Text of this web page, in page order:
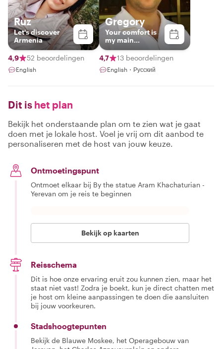
Ruz
Let's discover
Armenia
4,9 52 beoordelingen
English
Gregory
Your comfort is
my main
priority:)
4,7
13 beoordelingen
English・Русский
Dit is het plan
Bekijk het onderstaande plan om te zien wat je gaat
doen met je lokale host. Voel je vrij om dit aanbod te
personaliseren met de host van jouw keuze.
Ontmoetingspunt
Ontmoet elkaar bij By the statue Aram Khachaturian -
Yerevan om je reis te beginnen
Bekijk op kaarten
Reisschema
Dit is hoe onze ervaring eruit zou kunnen zien, maar het
staat niet vast! Zodra je boekt, kun je direct chatten met
je host om kleine aanpassingen te doen die aansluiten
bij jouw voorkeuren.
Stadshoogtepunten
Bekijk de Blauwe Moskee, het Operagebouw van